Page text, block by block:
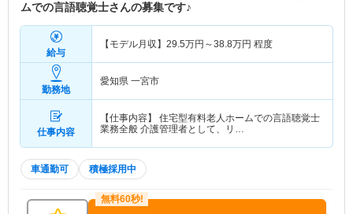
ムでの言語聴覚士さんの募集です♪
給与
【モデル月収】 29.5万円～38.8万円 程度
勤務地
愛知県 一宮市
仕事内容
【仕事内容】 住宅型有料老人ホームでの言語聴覚士
業務全般 介護管理者として、リ…
車通勤可 積極採用中